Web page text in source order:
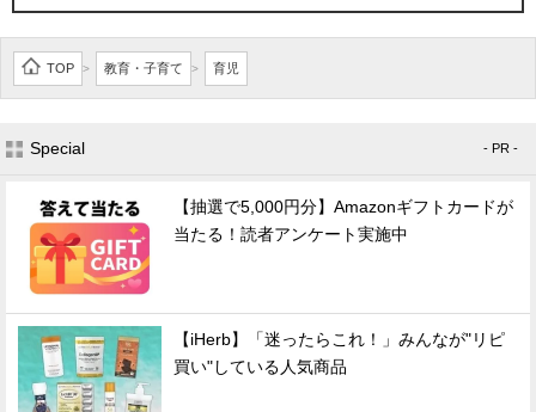
TOP > 教育・子育て > 育児
Special - PR -
【抽選で5,000円分】Amazonギフトカードが
当たる！読者アンケート実施中
【iHerb】「迷ったらこれ！」みんなが"リピ
買い"している人気商品